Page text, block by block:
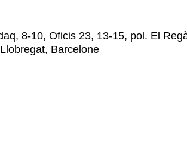
8-10, Oficis 23, 13-15, pol. El
Barcelone